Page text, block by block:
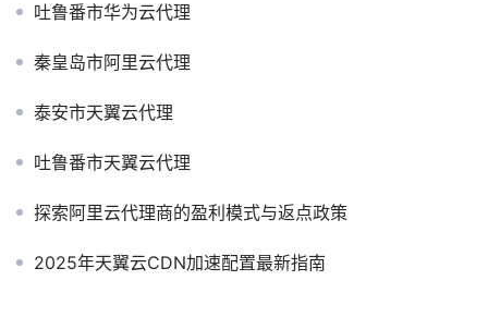
吐鲁番市华为云代理
秦皇岛市阿里云代理
泰安市天翼云代理
吐鲁番市天翼云代理
探索阿里云代理商的盈利模式与返点政策
2025年天翼云CDN加速配置最新指南